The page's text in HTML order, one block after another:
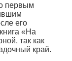
первым
его
«На
так как
край.